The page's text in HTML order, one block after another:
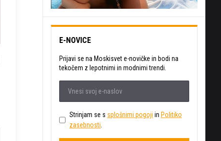
E-NOVICE
Prijavi se na Moskisvet e-novičke in bodi na
tekočem z lepotnimi in modnimi trendi.
Strinjam se s splošnimi pogoji in Politiko
zasebnosti